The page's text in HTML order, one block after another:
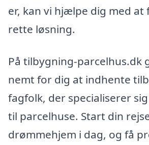
er, kan vi hjælpe dig med at
rette løsning.
På tilbygning-parcelhus.dk
nemt for dig at indhente
fagfolk, der specialiserer
til parcelhuse. Start din
drømmehjem i dag, og få